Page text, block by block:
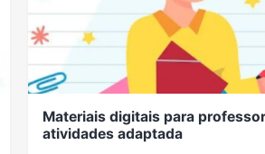
Materiais digitais para
atividades adaptada